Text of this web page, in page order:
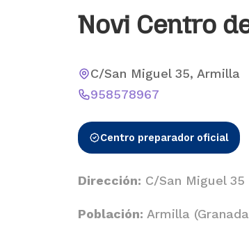
Novi Centro
C/San Miguel 35, Armilla
958578967
Centro preparador oficial
Dirección: C/San Miguel 35
Población: Armilla